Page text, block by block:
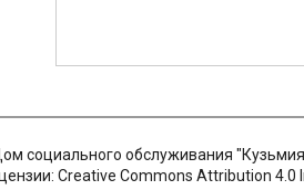
социального обслуживания
Creative Commons Attribution 4.0